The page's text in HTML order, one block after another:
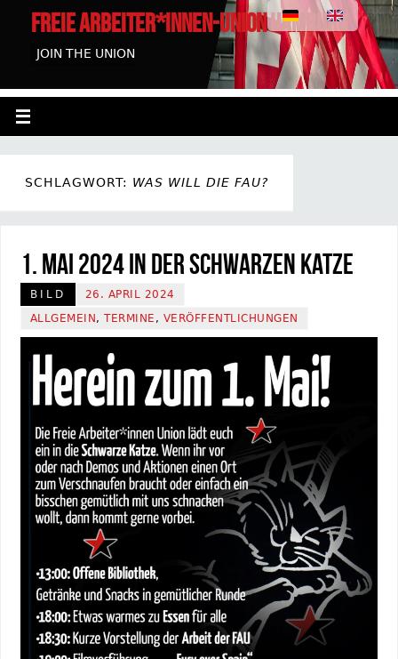
FREIE ARBEITER*INNEN-UNION HAMBURG
JOIN THE UNION
SCHLAGWORT: WAS WILL DIE FAU?
1. Mai 2024 in der Schwarzen Katze
BILD
26. APRIL 2024
ALLGEMEIN ,TERMINE , VERÖFFENTLICHUNGEN